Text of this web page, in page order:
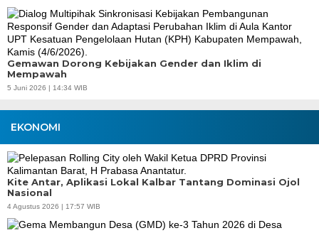
Gemawan Dorong Kebijakan Gender dan Iklim di
Mempawah
5 Juni 2026 | 14:34 WIB
EKONOMI
Kite Antar, Aplikasi Lokal Kalbar Tantang Dominasi Ojol
Nasional
4 Agustus 2026 | 17:57 WIB